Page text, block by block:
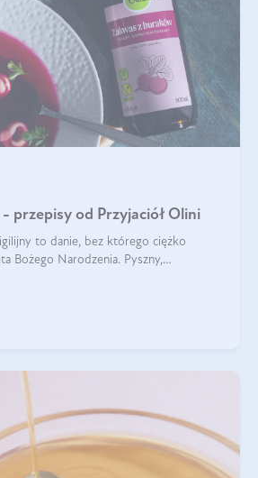
przepisy od Przyjaciół Olini
to danie, bez którego ciężko
Bożego Narodzenia. Pyszny,